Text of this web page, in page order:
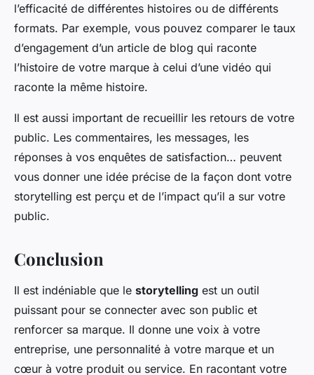
l’efficacité de différentes histoires ou de différents
formats. Par exemple, vous pouvez comparer le taux
d’engagement d’un article de blog qui raconte
l’histoire de votre marque à celui d’une vidéo qui
raconte la même histoire.
Il est aussi important de recueillir les retours de votre
public. Les commentaires, les messages, les
réponses à vos enquêtes de satisfaction… peuvent
vous donner une idée précise de la façon dont votre
storytelling est perçu et de l’impact qu’il a sur votre
public.
Conclusion
Il est indéniable que le storytelling est un outil
puissant pour se connecter avec son public et
renforcer sa marque. Il donne une voix à votre
entreprise, une personnalité à votre marque et un
cœur à votre produit ou service. En racontant votre